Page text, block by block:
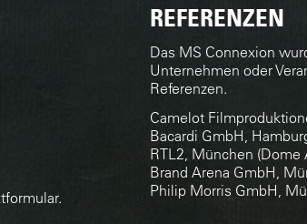
.
REFERENZEN
Das MS Connexion
Unternehmen oder
Referenzen.
Camelot
Bacardi GmbH,
RTL2, München (Dome
Brand Arena GmbH,
Philip Morris GmbH,